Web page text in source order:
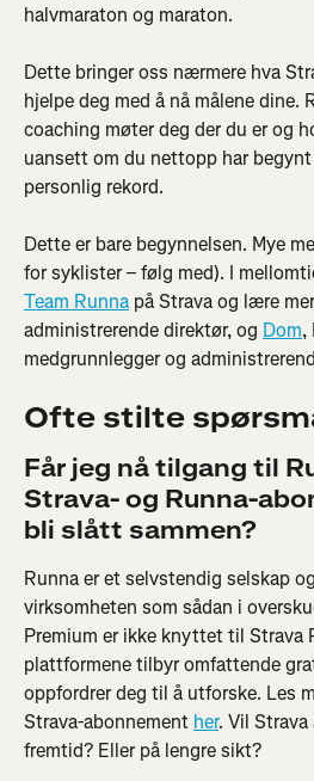
halvmaraton og maraton.
Dette bringer oss nærmere hva
hjelpe deg med å nå målene dine.
coaching møter deg der du er og
uansett om du nettopp har
personlig rekord.
Dette er bare begynnelsen. Mye
for syklister – følg med). I
Team Runna på Strava og lære
administrerende direktør, og Dom,
medgrunnlegger og
Ofte stilte
Får jeg nå tilgang til
Strava- og Runna-
bli slått sammen?
Runna er et selvstendig selskap
virksomheten som sådan i
Premium er ikke knyttet til Strava
plattformene tilbyr omfattende
oppfordrer deg til å utforske. Les
Strava-abonnement her. Vil
fremtid? Eller på lengre sikt?